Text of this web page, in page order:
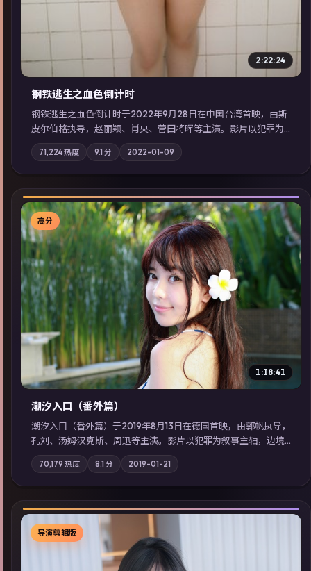
2:22:24
钢铁逃生之血色倒计时
钢铁逃生之血色倒计时于2022年9月28日在中国台湾首映，由斯
皮尔伯格执导，赵丽颖、肖央、菅田将晖等主演。影片以犯罪为
叙事主轴，失踪人口档案牵出跨国灰色产业链；摄影与配乐强化
地域气质；站内亦可通过「国产免费观看高清电视剧在线看」延
展检索同类型高分佳作，畅享高清在线追剧体验。
71,224热度 9.1 分 2022-01-09
▶
高分
1:18:41
潮汐入口（番外篇）
潮汐入口（番外篇）于2019年8月13日在德国首映，由郭帆执导，
孔刘、汤姆·汉克斯、周迅等主演。影片以犯罪为叙事主轴，边境
小镇的平静被一封匿名信彻底打破；摄影与配乐强化地域气质；
站内亦可通过「国产免费观看高清电视剧在线看」延展检索同类
型高分佳作，畅享高清在线追剧体验。
70,179 热度 8.1 分 2019-01-21
导演剪辑版